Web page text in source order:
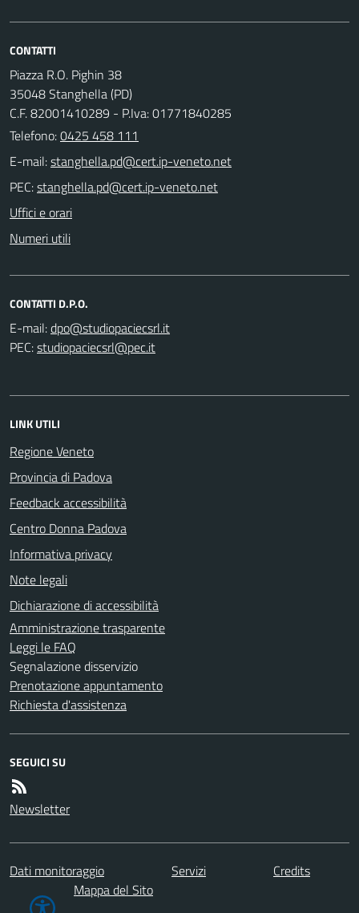
CONTATTI
Piazza R.O. Pighin 38
35048 Stanghella (PD)
C.F. 82001410289 - P.Iva: 01771840285
Telefono:0425 458 111
E-mail:
PEC:
Uffici e orari
Numeri utili
CONTATTI D.P.O.
E-mail:
PEC:
LINK UTILI
Regione Veneto
Provincia di Padova
Feedback accessibilità
Centro Donna Padova
Informativa privacy
Note legali
Dichiarazione di accessibilità
Amministrazione trasparente
Leggi le FAQ
Segnalazione disservizio
Prenotazione appuntamento
Richiesta d'assistenza
SEGUICI SU
Newsletter
Dati monitoraggio Servizi
Credits
Mappa del Sito